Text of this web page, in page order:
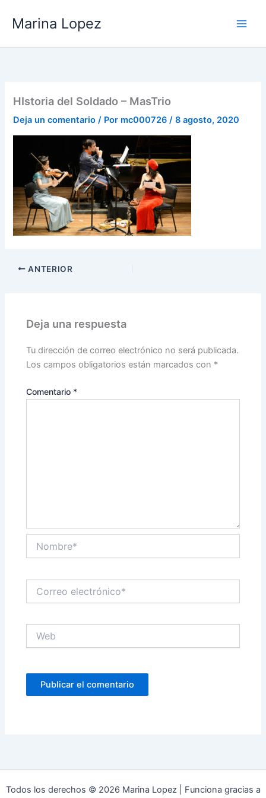
Marina Lopez
HIstoria del Soldado – MasTrio
Deja un comentario / Por mc000726/8 agosto, 2020
ANTERIOR
Deja una respuesta
Tu dirección de correo electrónico no será publicada.
Los campos obligatorios están marcados con *
Comentario *
electrónico*
Todos los derechos © 2026 Marina Lopez | Funciona gracias a